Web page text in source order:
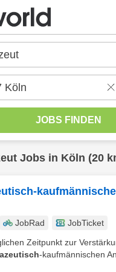
Jobs in Köln (20 km)
JobRad
JobTicket
Zeitpunkt zur
-kaufmännischen